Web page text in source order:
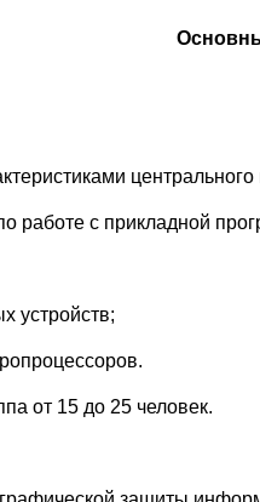
работе с прикладной
устройств;
от 15 до 25 человек.